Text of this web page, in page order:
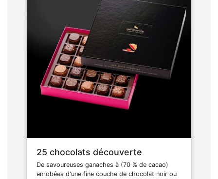
25 chocolats découverte
De savoureuses ganaches à (70 % de cacao)
enrobées d'une fine couche de chocolat noir ou